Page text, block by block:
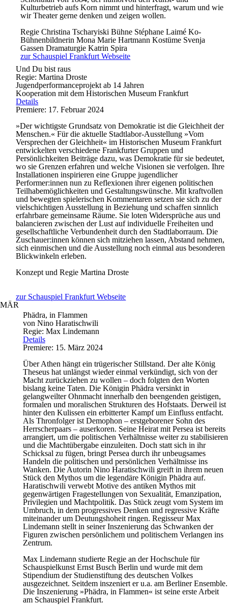
Kulturbetrieb aufs Korn nimmt und hinterfragt, warum und wie
wir Theater gerne denken und zeigen wollen.
Regie Christina TscharyiskiBühne Stéphane LaiméKo-
Bühnenbildnerin Mona Marie HartmannKostüme Svenja
GassenDramaturgie Katrin Spira
zur Schauspiel Frankfurt Webseite
Und Du bist raus
Regie: Martina Droste
Jugendperformanceprojekt ab 14 Jahren
Kooperation mit dem Historischen Museum Frankfurt
Details
Premiere: 17. Februar 2024
»Der wichtigste Grundsatz von Demokratie ist die Gleichheit der
Menschen.« Für die aktuelle Stadtlabor-Ausstellung »Vom
Versprechen der Gleichheit« im Historischen Museum Frankfurt
entwickelten verschiedene Frankfurter Gruppen und
Persönlichkeiten Beiträge dazu, was Demokratie für sie bedeutet,
wo sie Grenzen erfahren und welche Visionen sie verfolgen. Ihre
Installationen inspirieren eine Gruppe jugendlicher
Performer:innen nun zu Reflexionen ihrer eigenen politischen
Teilhabemöglichkeiten und Gestaltungswünsche. Mit kraftvollen
und bewegten spielerischen Kommentaren setzen sie sich zu der
vielschichtigen Ausstellung in Beziehung und schaffen sinnlich
erfahrbare gemeinsame Räume. Sie loten Widersprüche aus und
balancieren zwischen der Lust auf individuelle Freiheiten und
gesellschaftliche Verbundenheit durch den Stadtlaborraum. Die
Zuschauer:innen können sich mitziehen lassen, Abstand nehmen,
sich einmischen und die Ausstellung noch einmal aus besonderen
Blickwinkeln erleben.
Konzept und Regie Martina Droste
zur Schauspiel Frankfurt Webseite
MÄR
Phädra, in Flammen
von Nino Haratischwili
Regie: Max Lindemann
Details
Premiere: 15. März 2024
Über Athen hängt ein trügerischer Stillstand. Der alte König
Theseus hat unlängst wieder einmal verkündigt, sich von der
Macht zurückziehen zu wollen – doch folgten den Worten
bislang keine Taten. Die Königin Phädra versinkt in
gelangweilter Ohnmacht innerhalb den beengenden geistigen,
formalen und moralischen Strukturen des Hofstaats. Derweil ist
hinter den Kulissen ein erbitterter Kampf um Einfluss entfacht.
Als Thronfolger ist Demophon – erstgeborener Sohn des
Herrscherpaars – auserkoren. Seine Heirat mit Persea ist bereits
arrangiert, um die politischen Verhältnisse weiter zu stabilisieren
und die Machtübergabe einzuleiten. Doch statt sich in ihr
Schicksal zu fügen, bringt Persea durch ihr unbeugsames
Handeln die politischen und persönlichen Verhältnisse ins
Wanken. Die Autorin Nino Haratischwili greift in ihrem neuen
Stück den Mythos um die legendäre Königin Phädra auf.
Haratischwili verwebt Motive des antiken Mythos mit
gegenwärtigen Fragestellungen von Sexualität, Emanzipation,
Privilegien und Machtpolitik. Das Stück zeugt vom System im
Umbruch, in dem progressives Denken und regressive Kräfte
miteinander um Deutungshoheit ringen. Regisseur Max
Lindemann stellt in seiner Inszenierung das Schwanken der
Figuren zwischen persönlichem und politischem Verlangen ins
Zentrum.
Max Lindemann studierte Regie an der Hochschule für
Schauspielkunst Ernst Busch Berlin und wurde mit dem
Stipendium der Studienstiftung des deutschen Volkes
ausgezeichnet. Seitdem inszeniert er u.a. am Berliner Ensemble.
Die Inszenierung »Phädra, in Flammen« ist seine erste Arbeit
am Schauspiel Frankfurt.